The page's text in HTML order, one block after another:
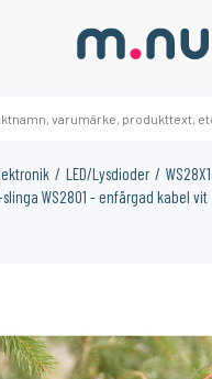
LED/Lysdioder
WS28X1
slinga WS2801 - enfärgad kabel vit